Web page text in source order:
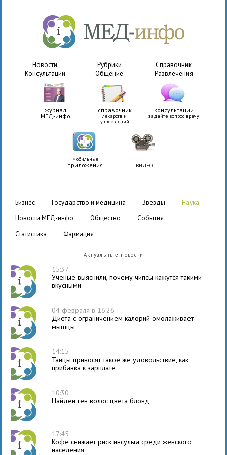
Новости Рубрики
Справочник
Консультации
Общение Развлечения
журнал
МЕД-инфо
справочник
лекарств и
учреждений
консультации
задайте вопрос врачу
мобильные
приложения ВИДЕО
бизнес государство и медицина звезды
наука
новости МЕД-инфо
общество
события
статистика
фармация
Актуальные новости
15:37
Ученые выяснили, почему чипсы кажутся такими
вкусными
04 февраля в 16:26
Диета с ограничением калорий омолаживает
мышцы
14:15
Танцы приносят такое же удовольствие, как
прибавка к зарплате
10:30
Найден ген волос цвета блонд
17:45
Кофе снижает риск инсульта среди женского
населения